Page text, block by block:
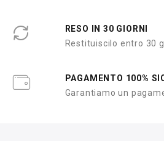
RESO IN 30 GIORNI
Restituiscilo entro 30
PAGAMENTO 100%
Garantiamo un